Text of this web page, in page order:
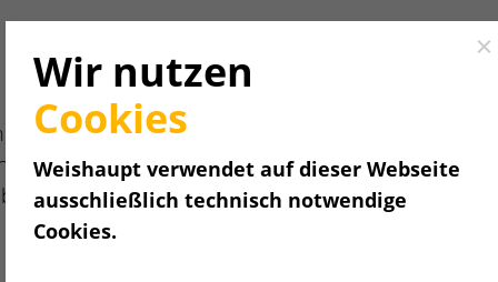
gilt. Alles
Wir nutzen
Cookies
Weishaupt verwendet auf dieser Webseite
ausschließlich technisch notwendige
Cookies.